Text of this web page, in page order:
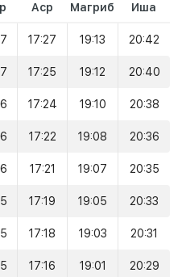
Аср Магриб Иша
17:27 19:13 20:42
17:25 19:12 20:40
17:24 19:10 20:38
17:22 19:08 20:36
17:21 19:07 20:35
17:19 19:05 20:33
17:18 19:03 20:31
17:16 19:01 20:29